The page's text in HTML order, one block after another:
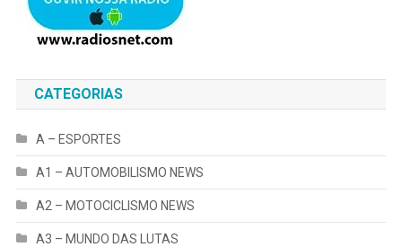
CATEGORIAS
A – ESPORTES
A1 – AUTOMOBILISMO NEWS
A2 – MOTOCICLISMO NEWS
A3 – MUNDO DAS LUTAS